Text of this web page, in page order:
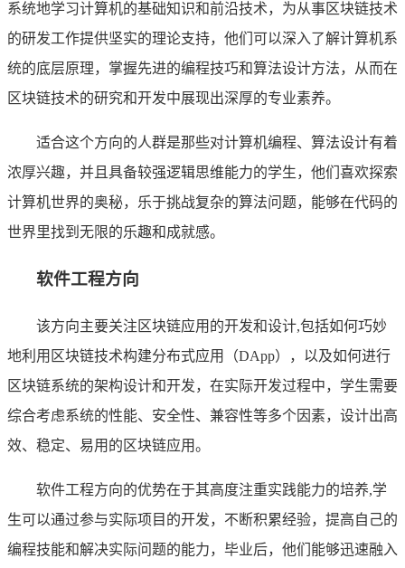
系统地学习计算机的基础知识和前沿技术，为从事区块链技术
的研发工作提供坚实的理论支持，他们可以深入了解计算机系
统的底层原理，掌握先进的编程技巧和算法设计方法，从而在
区块链技术的研究和开发中展现出深厚的专业素养。
适合这个方向的人群是那些对计算机编程、算法设计有着
浓厚兴趣，并且具备较强逻辑思维能力的学生，他们喜欢探索
计算机世界的奥秘，乐于挑战复杂的算法问题，能够在代码的
世界里找到无限的乐趣和成就感。
软件工程方向
该方向主要关注区块链应用的开发和设计,包括如何巧妙
地利用区块链技术构建分布式应用（DApp），以及如何进行
区块链系统的架构设计和开发，在实际开发过程中，学生需要
综合考虑系统的性能、安全性、兼容性等多个因素，设计出高
效、稳定、易用的区块链应用。
软件工程方向的优势在于其高度注重实践能力的培养,学
生可以通过参与实际项目的开发，不断积累经验，提高自己的
编程技能和解决实际问题的能力，毕业后，他们能够迅速融入